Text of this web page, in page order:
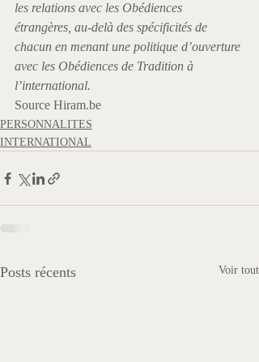
les relations avec les Obédiences
étrangères, au-delà des spécificités de
chacun en menant une politique d’ouverture
avec les Obédiences de Tradition à
l’international.
Source Hiram.be
PERSONNALITES
INTERNATIONAL
Posts récents Voir tout